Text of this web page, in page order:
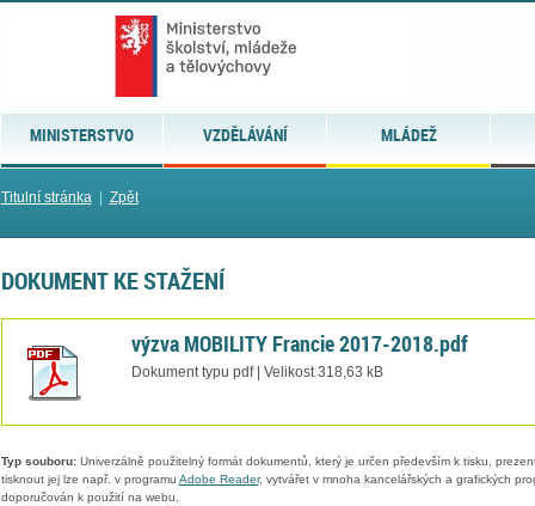
MINISTERSTVO VZDĚLÁVÁNÍ MLÁDEŽ
Titulní stránka| Zpět
DOKUMENT KE STAŽENÍ
výzva MOBILITY Francie 2017-2018.pdf
Dokument typu pdf | Velikost 318,63 kB
Typ souboru:Univerzálně použitelný formát dokumentů, který je určen především k tisku,
tisknout jej lze např. v programu Adobe Reader, vytvářet v mnoha kancelářských a grafických
doporučován k použití na webu.